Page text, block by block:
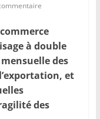
à double
des
et
des